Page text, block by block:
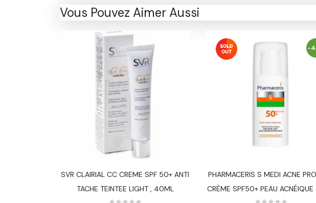
Vous Pouvez Aimer Aussi
SVR CLAIRIAL CC CREME SPF 50+ ANTI
TACHE TEINTEE LIGHT , 40ML
-
PHARMACERIS S MEDI ACNE
CRÈME SPF50+ PEAU